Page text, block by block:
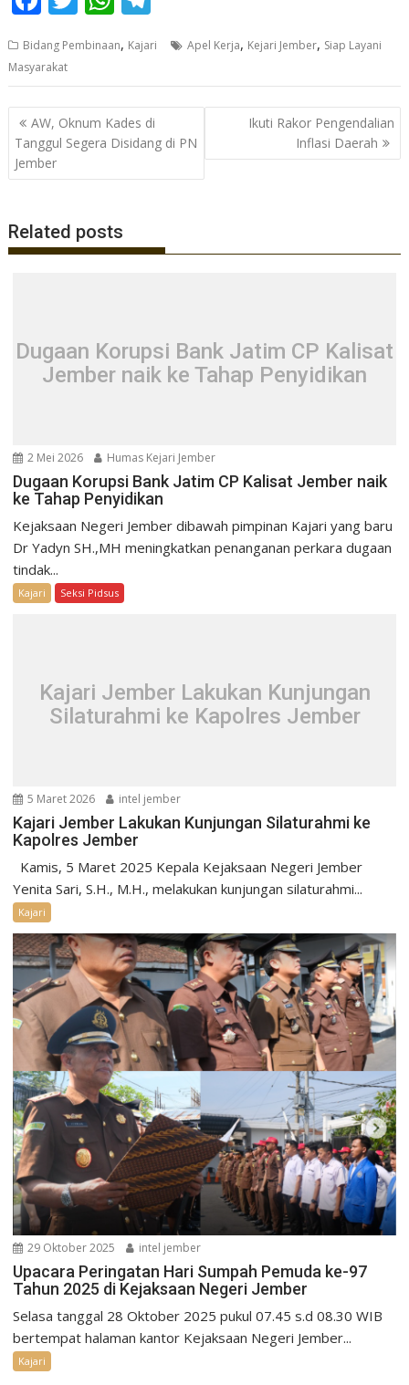
e
b
o
o
k
itt
er
at
s
A
p
p
e
gr
a
m
Bidang Pembinaan, Kajari Apel Kerja, Kejari Jember, Siap Layani
Masyarakat
Navigasi
pos
AW, Oknum Kades di
Tanggul Segera Disidang di PN
Jember
Ikuti Rakor Pengendalian
Inflasi Daerah
Related posts
Dugaan Korupsi Bank Jatim CP Kalisat
Jember naik ke Tahap Penyidikan
2 Mei 2026 Humas Kejari Jember
Dugaan Korupsi Bank Jatim CP Kalisat Jember naik
ke Tahap Penyidikan
Kejaksaan Negeri Jember dibawah pimpinan Kajari yang baru
Dr Yadyn SH.,MH meningkatkan penanganan perkara dugaan
tindak...
Kajari Seksi Pidsus
Kajari Jember Lakukan Kunjungan
Silaturahmi ke Kapolres Jember
5 Maret 2026 intel jember
Kajari Jember Lakukan Kunjungan Silaturahmi ke
Kapolres Jember
Kamis, 5 Maret 2025 Kepala Kejaksaan Negeri Jember
Yenita Sari, S.H., M.H., melakukan kunjungan silaturahmi...
Kajari
29 Oktober 2025 intel jember
Upacara Peringatan Hari Sumpah Pemuda ke-97
Tahun 2025 di Kejaksaan Negeri Jember
Selasa tanggal 28 Oktober 2025 pukul 07.45 s.d 08.30 WIB
bertempat halaman kantor Kejaksaan Negeri Jember...
Kajari